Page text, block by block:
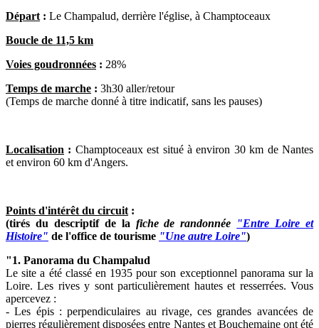
Départ : Le Champalud, derrière l'église, à Champtoceaux
Boucle de 11,5 km
Voies goudronnées : 28%
Temps de marche : 3h30 aller/retour
(Temps de marche donné à titre indicatif, sans les pauses)
Localisation : Champtoceaux est situé à environ 30 km de Nantes
et environ 60 km d'Angers.
Points d'intérêt du circuit :
(tirés du descriptif de la fiche de randonnée "Entre Loire et
Histoire" de l'office de tourisme "Une autre Loire")
"1. Panorama du Champalud
Le site a été classé en 1935 pour son exceptionnel panorama sur la
Loire. Les rives y sont particulièrement hautes et resserrées. Vous
apercevez :
- Les épis : perpendiculaires au rivage, ces grandes avancées de
pierres régulièrement disposées entre Nantes et Bouchemaine ont été